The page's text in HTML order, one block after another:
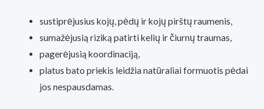
sustiprėjusius kojų, pėdų ir kojų pirštų raumenis,
sumažėjusią riziką patirti kelių ir čiurnų traumas,
pagerėjusią koordinaciją,
platus bato priekis leidžia natūraliai formuotis pėdai
jos nespausdamas.